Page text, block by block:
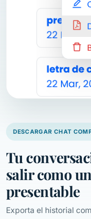
DESCARGAR CHAT
Tu
salir como
presentable
Exporta el historial